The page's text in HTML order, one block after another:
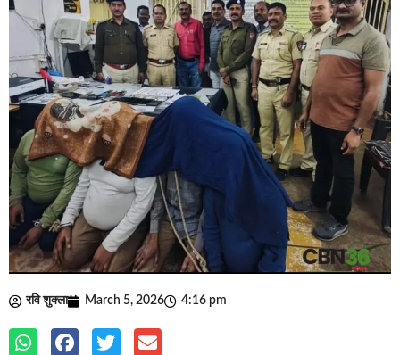
रवि शुक्ला March 5, 2026 4:16 pm